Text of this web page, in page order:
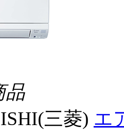
品
三菱) エ